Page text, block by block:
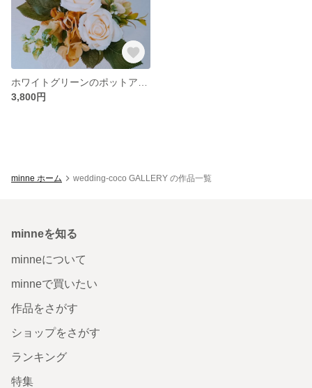
3,800円
minne ホーム wedding-coco GALLERY の作品一覧
minneを知る
minneについて
minneで買いたい
作品をさがす
ショップをさがす
ランキング
特集